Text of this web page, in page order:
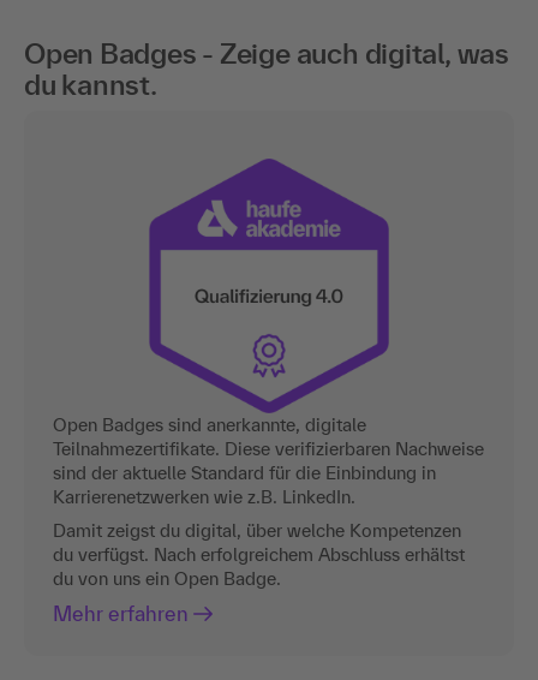
Open Badges - Zeige auch digital, was
du kannst.
Open Badges sind anerkannte, digitale
Teilnahmezertifikate. Diese verifizierbaren Nachweise
sind der aktuelle Standard für die Einbindung in
Karrierenetzwerken wie z.B. LinkedIn.
Damit zeigst du digital, über welche Kompetenzen
du verfügst. Nach erfolgreichem Abschluss erhältst
du von uns ein Open Badge.
Mehr erfahren